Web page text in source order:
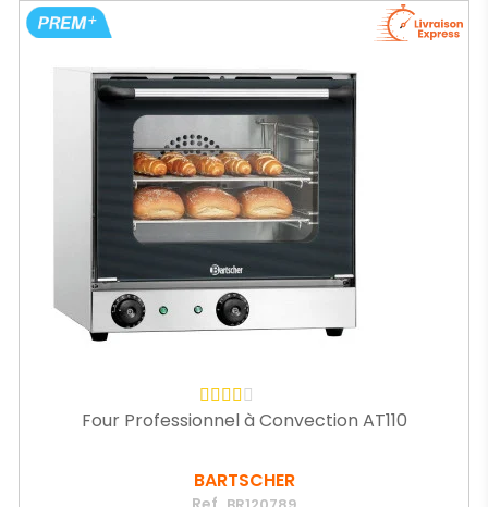
Four Professionnel à Convection AT110
BARTSCHER